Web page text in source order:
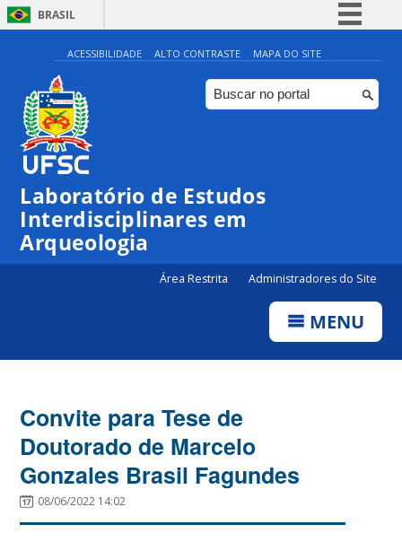
BRASIL
Simplifique!
Comunica BR
Participe
ACESSIBILIDADE ALTO CONTRASTE MAPA DO SITE
Laboratório de Estudos
Interdisciplinares em
Arqueologia
Área Restrita Administradores do Site
MENU
Convite para Tese de
Doutorado de Marcelo
Gonzales Brasil Fagundes
08/06/2022 14:02